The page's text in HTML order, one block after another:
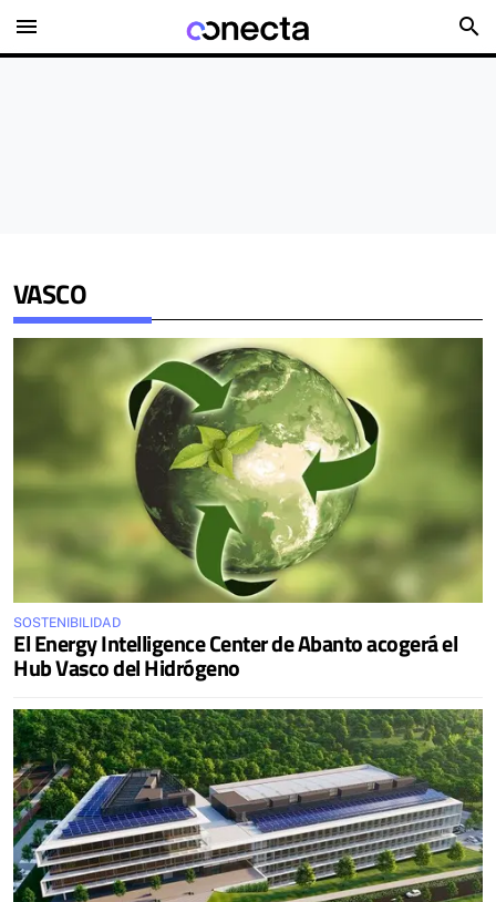
menu search
VASCO
SOSTENIBILIDAD
El Energy Intelligence Center de Abanto acogerá el
Hub Vasco del Hidrógeno